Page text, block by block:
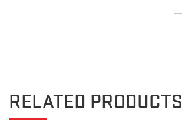
RELATED PRODUCTS